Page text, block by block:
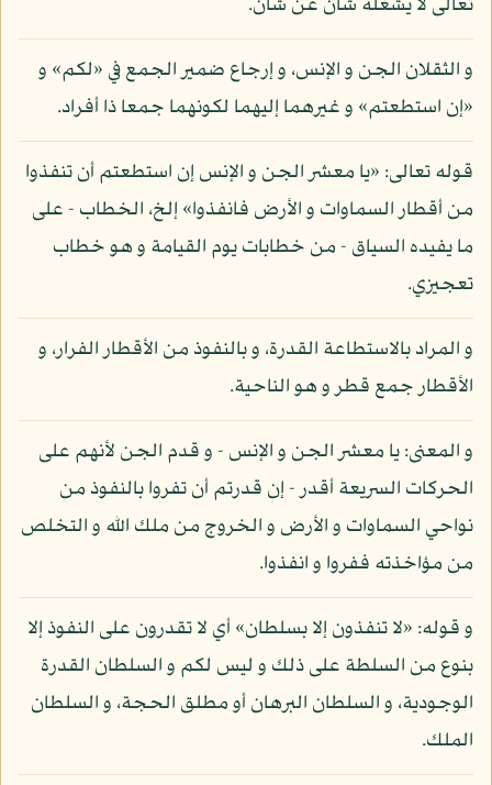
تعالى لا يشغله شأن عن شأن.
و الثقلان الجن و الإنس، و إرجاع ضمير الجمع في «لكم» و
«إن استطعتم» و غيرهما إليهما لكونهما جمعا ذا أفراد.
قوله تعالى: «يا معشر الجن و الإنس إن استطعتم أن تنفذوا
من أقطار السماوات و الأرض فانفذوا» إلخ، الخطاب - على
ما يفيده السياق - من خطابات يوم القيامة و هو خطاب
تعجيزي.
و المراد بالاستطاعة القدرة، و بالنفوذ من الأقطار الفرار، و
الأقطار جمع قطر و هو الناحية.
و المعنى: يا معشر الجن و الإنس - و قدم الجن لأنهم على
الحركات السريعة أقدر - إن قدرتم أن تفروا بالنفوذ من
نواحي السماوات و الأرض و الخروج من ملك الله و التخلص
من مؤاخذته ففروا و انفذوا.
و قوله: «لا تنفذون إلا بسلطان» أي لا تقدرون على النفوذ إلا
بنوع من السلطة على ذلك و ليس لكم و السلطان القدرة
الوجودية، و السلطان البرهان أو مطلق الحجة، و السلطان
الملك.